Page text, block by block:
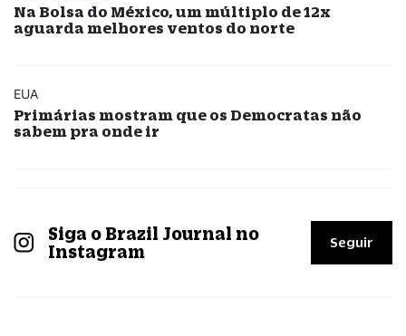
Na Bolsa do México, um múltiplo de 12x
aguarda melhores ventos do norte
EUA
Primárias mostram que os Democratas não
sabem pra onde ir
Siga o Brazil Journal no
Instagram
Seguir